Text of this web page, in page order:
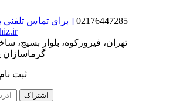
[ برای تماس تلفنی با ما کلیک کنید ] 02176447285
تهران، فیروزکوه، بلوار بسیج،
گرماسازان
ثبت
اشتراک